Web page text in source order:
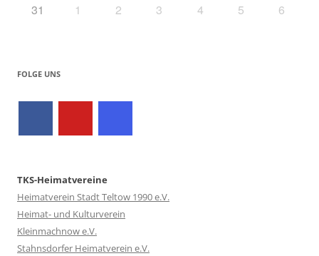
31 1 2 3 4 5 6
FOLGE UNS
TKS-Heimatvereine
Heimatverein Stadt Teltow 1990 e.V.
Heimat- und Kulturverein
Kleinmachnow e.V.
Stahnsdorfer Heimatverein e.V.